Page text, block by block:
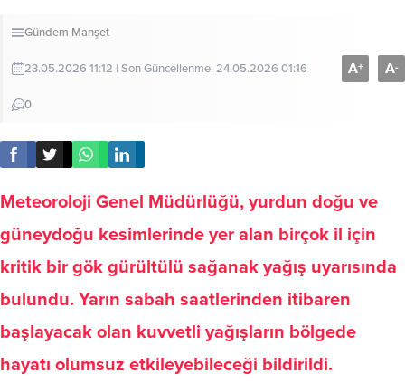
Gündem Manşet
23.05.2026 11:12 | Son Güncellenme: 24.05.2026 01:16
0
A+ A-
Meteoroloji Genel Müdürlüğü, yurdun doğu ve
güneydoğu kesimlerinde yer alan birçok il için
kritik bir gök gürültülü sağanak yağış uyarısında
bulundu. Yarın sabah saatlerinden itibaren
başlayacak olan kuvvetli yağışların bölgede
hayatı olumsuz etkileyebileceği bildirildi.